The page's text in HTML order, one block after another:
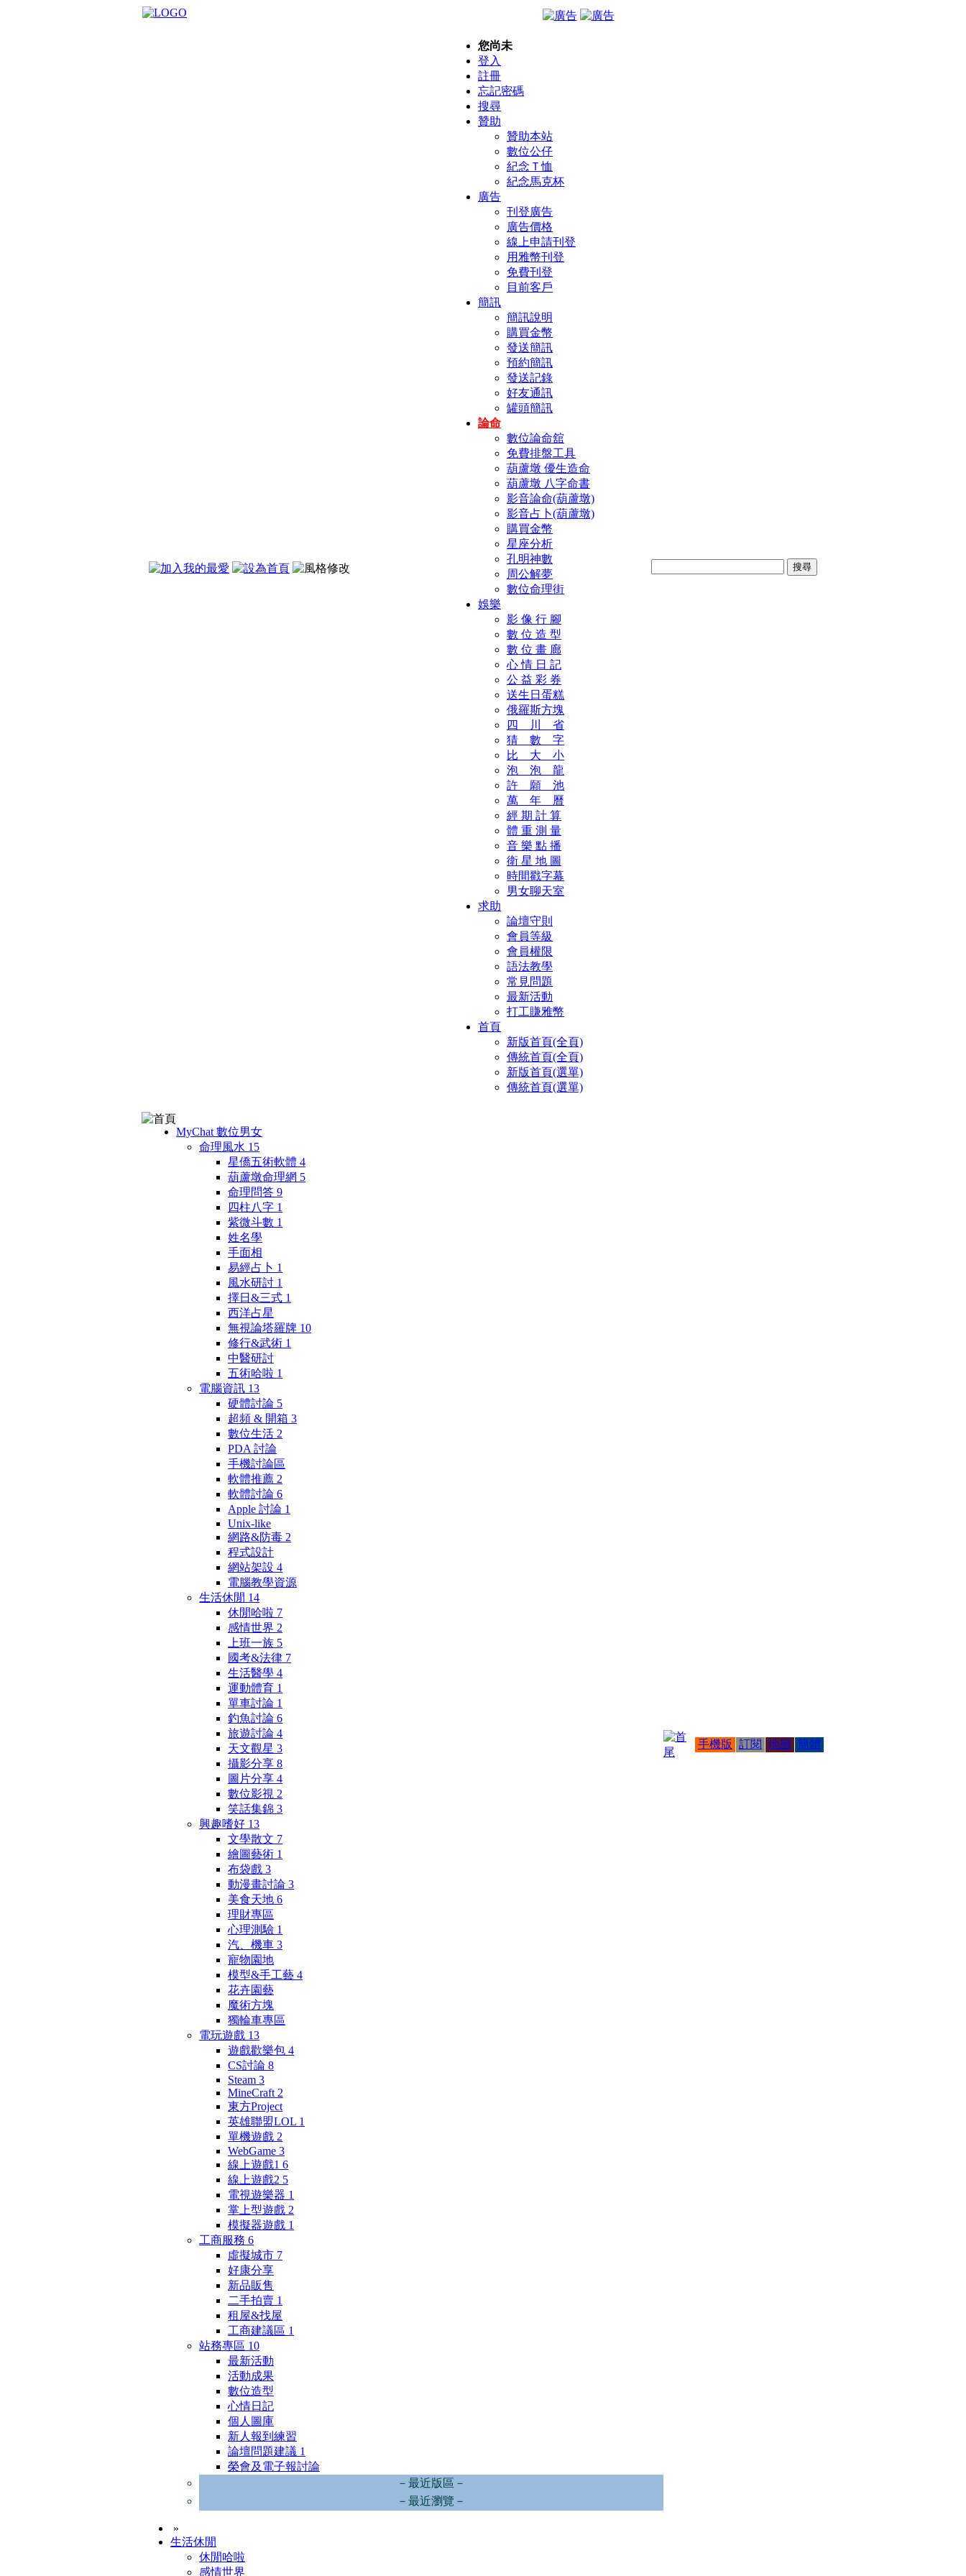
您尚未
登入
註冊
忘記密碼
搜尋
贊助
贊助本站
數位公仔
紀念Ｔ恤
紀念馬克杯
廣告
刊登廣告
廣告價格
線上申請刊登
用雅幣刊登
免費刊登
目前客戶
簡訊
簡訊說明
購買金幣
發送簡訊
預約簡訊
發送記錄
好友通訊
罐頭簡訊
論命
數位論命舘
免費排盤工具
葫蘆墩 優生造命
葫蘆墩 八字命書
影音論命(葫蘆墩)
影音占卜(葫蘆墩)
購買金幣
星座分析
孔明神數
周公解夢
數位命理街
娛樂
影 像 行 腳
數 位 造 型
數 位 畫 廊
心 情 日 記
公 益 彩 券
送生日蛋糕
俄羅斯方塊
四 川 省
猜 數 字
比 大 小
泡 泡 龍
許 願 池
萬 年 曆
經 期 計 算
體 重 測 量
音 樂 點 播
衛 星 地 圖
時間戳字幕
男女聊天室
求助
論壇守則
會員等級
會員權限
語法教學
常見問題
最新活動
打工賺雅幣
首頁
新版首頁(全頁)
傳統首頁(全頁)
新版首頁(選單)
傳統首頁(選單)
MyChat 數位男女
命理風水 15
星僑五術軟體 4
葫蘆墩命理網 5
命理問答 9
四柱八字 1
紫微斗數 1
姓名學
手面相
易經占卜 1
風水研討 1
擇日&三式 1
西洋占星
無視論塔羅牌 10
修行&武術 1
中醫研討
五術哈啦 1
電腦資訊 13
硬體討論 5
超頻 & 開箱 3
數位生活 2
PDA 討論
手機討論區
軟體推薦 2
軟體討論 6
Apple 討論 1
Unix-like
網路&防毒 2
程式設計
網站架設 4
電腦教學資源
生活休閒 14
休閒哈啦 7
感情世界 2
上班一族 5
國考&法律 7
生活醫學 4
運動體育 1
單車討論 1
釣魚討論 6
旅遊討論 4
天文觀星 3
攝影分享 8
圖片分享 4
數位影視 2
笑話集錦 3
興趣嗜好 13
文學散文 7
繪圖藝術 1
布袋戲 3
動漫畫討論 3
美食天地 6
理財專區
心理測驗 1
汽、機車 3
寵物園地
模型&手工藝 4
花卉園藝
魔術方塊
獨輪車專區
電玩遊戲 13
遊戲歡樂包 4
CS討論 8
Steam 3
MineCraft 2
東方Project
英雄聯盟LOL 1
單機遊戲 2
WebGame 3
線上遊戲1 6
線上遊戲2 5
電視遊樂器 1
掌上型遊戲 2
模擬器遊戲 1
工商服務 6
虛擬城市 7
好康分享
新品販售
二手拍賣 1
租屋&找屋
工商建議區 1
站務專區 10
最新活動
活動成果
數位造型
心情日記
個人圖庫
新人報到練習
論壇問題建議 1
榮會及電子報討論
－最近版區－
－最近瀏覽－
»
生活休閒
休閒哈啦
感情世界
手機版 訂閱 地圖 簡體